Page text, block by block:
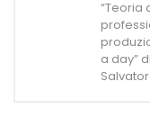
“Teoria
a day”